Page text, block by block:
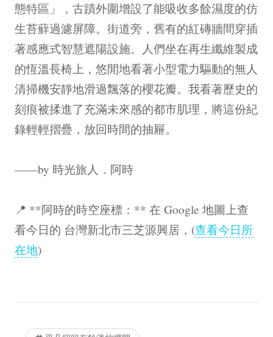
態特區」，古蹟外圍增設了能吸收多餘濕度的仿
生苔蘚過濾屏障。街道旁，舊有的紅磚牆間穿插
著感應式智慧遮陽設施。人們坐在再生纖維製成
的恆溫長椅上，悠閒地看著小型電力驅動的無人
清掃機安靜地滑過飄落的櫻花瓣。我看著歷史的
刻痕被揉進了充滿未來感的都市肌理，將這份紀
錄輕輕摺疊，放回時間的抽屜。
——by 時光旅人．阿時
📍 **阿時的時空座標：** 在 Google 地圖上查
看今日的 台灣新北市三芝源興居，(查看今日所
在地)